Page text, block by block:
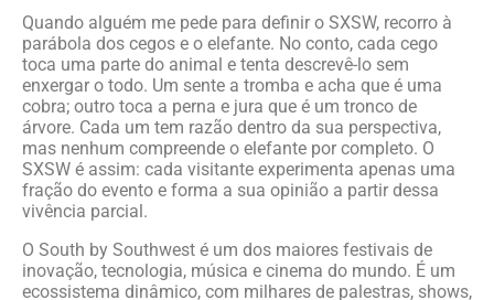
Quando alguém me pede para definir o SXSW, recorro à
parábola dos cegos e o elefante. No conto, cada cego
toca uma parte do animal e tenta descrevê-lo sem
enxergar o todo. Um sente a tromba e acha que é uma
cobra; outro toca a perna e jura que é um tronco de
árvore. Cada um tem razão dentro da sua perspectiva,
mas nenhum compreende o elefante por completo. O
SXSW é assim: cada visitante experimenta apenas uma
fração do evento e forma a sua opinião a partir dessa
vivência parcial.
O South by Southwest é um dos maiores festivais de
inovação, tecnologia, música e cinema do mundo. É um
ecossistema dinâmico, com milhares de palestras, shows,